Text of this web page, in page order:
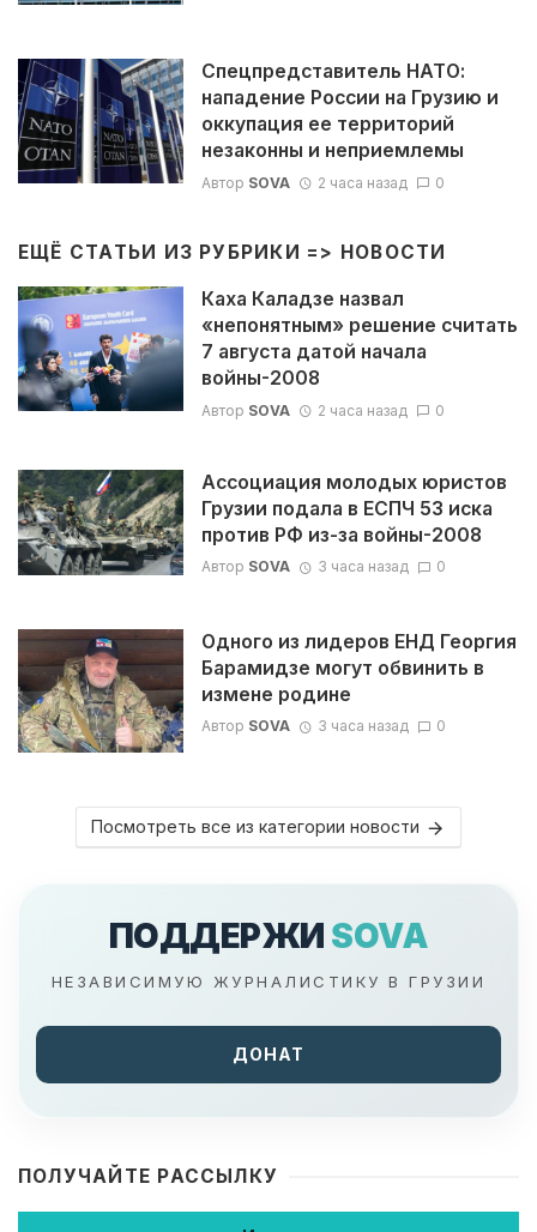
Спецпредставитель НАТО:
нападение России на Грузию и
оккупация ее территорий
незаконны и неприемлемы
Автор SOVA 2 часа назад 0
ЕЩЁ СТАТЬИ ИЗ РУБРИКИ => НОВОСТИ
Каха Каладзе назвал
«непонятным» решение считать
7 августа датой начала
войны-2008
Автор SOVA 2 часа назад 0
Ассоциация молодых юристов
Грузии подала в ЕСПЧ 53 иска
против РФ из-за войны-2008
Автор SOVA 3 часа назад 0
Одного из лидеров ЕНД Георгия
Барамидзе могут обвинить в
измене родине
Автор SOVA 3 часа назад 0
Посмотреть все из категории новости
ПОДДЕРЖИ SOVA
НЕЗАВИСИМУЮ ЖУРНАЛИСТИКУ В ГРУЗИИ
ДОНАТ
ПОЛУЧАЙТЕ РАССЫЛКУ